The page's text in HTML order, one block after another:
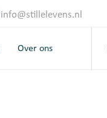
info@stillelevens.nl
Over ons